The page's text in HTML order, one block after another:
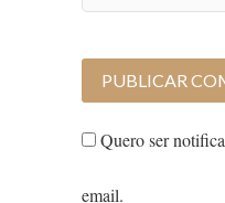
Quero ser
email.